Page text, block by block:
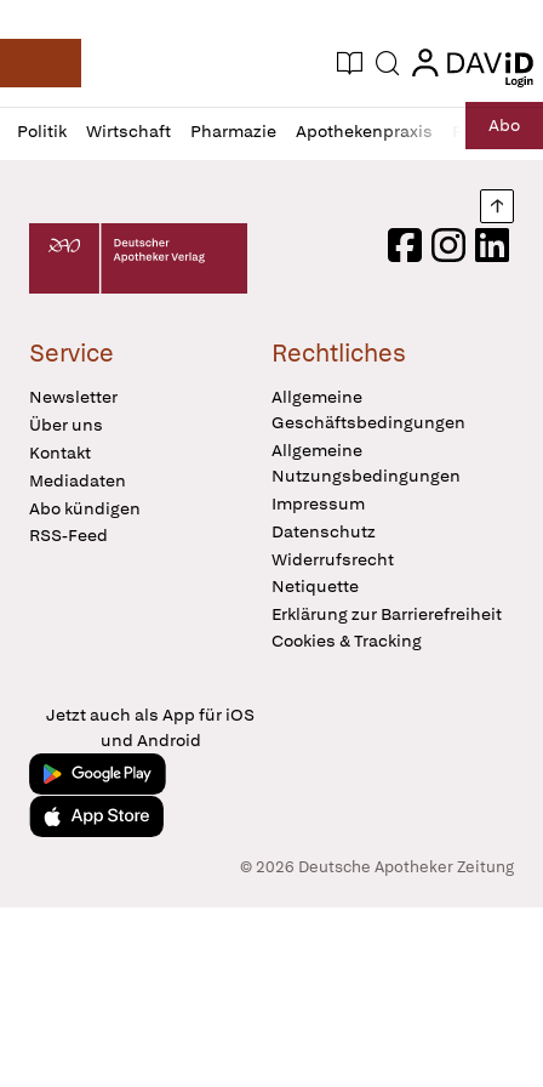
Deutsche Apotheker Zeitung
Aktuelle Ausgabe
Suche login
login
Politik Wirtschaft Pharmazie Apothekenpraxis RechtAbo
Profil
öffnen
Daz
Pur
Deutscher Apotheker Verlag Logo
FacebookInstagram
Service
Newsletter
Über uns
Kontakt
Mediadaten
Abo kündigen
RSS-Feed
Rechtliches
Allgemeine
Geschäftsbedingungen
Allgemeine
Nutzungsbedingungen
Impressum
Datenschutz
Widerrufsrecht
Netiquette
Erklärung zur Barrierefreiheit
Cookies & Tracking
Jetzt auch als App für iOS
und Android
Jetzt bei Google Play
Laden im App Store
© 2026 Deutsche Apotheker Zeitung